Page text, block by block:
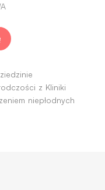
z Kliniki
niepłodnych